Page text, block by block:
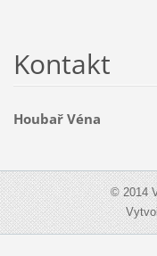
Kontakt
Houbař Véna
© 2014